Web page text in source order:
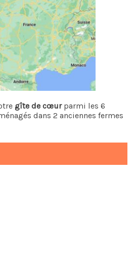
gîte de cœurparmi les 6
dans 2 anciennes fermes